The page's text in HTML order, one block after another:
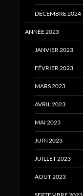
DÉCEMBRE 2024
ANNÉE 2023
JANVIER 2023
FÉVRIER 2023
MARS 2023
AVRIL 2023
MAI 2023
JUIN 2023
JUILLET 2023
AOUT 2023